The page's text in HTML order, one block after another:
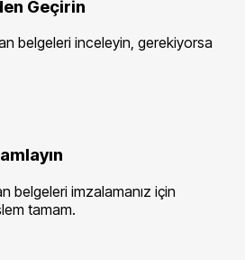
Geçirin
belgeleri inceleyin, gerekiyorsa
belgeleri imzalamanız için
tamam.